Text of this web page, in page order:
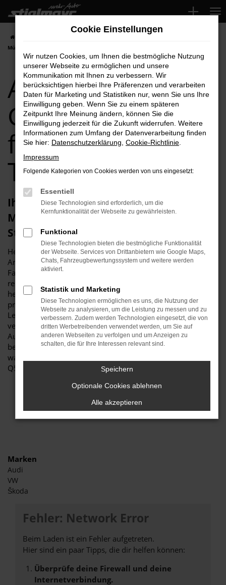
Zum
Hauptinhalt
springen
München Top-Angebote
Audi Q5
Gebrauchtwagen
für München
Top-Angebote
Ihren Audi Q5 Gebrauchtwagen für
München erhalten Sie im Autohaus
Stiglmayr
Herzlich willkommen bei Autohaus Stiglmayr – Ihre erste
Anlaufstelle für exzellente Audi Q5 Gebrauchtwagen
Fahrzeuge für München und Umgebung! Unser
renommiertes Autohaus ist stolz darauf, Ihnen eine
herausragende Auswahl an Audi Q5 Gebrauchtwagen zu
präsentieren, die höchste Standards in Sachen Qualität und
Leistung erfüllen. Wir sind seit Jahren Ihr
vertrauenswürdiger Partner, wenn es um erstklassige
Automobile geht. Erfahren Sie mehr über unsere
beeindruckende Audi Q5 Gebrauchtwagen Flotte und
warum Autohaus Stiglmayr die bevorzugte Adresse für Audi
Q5 Gebrauchtwagen Liebhaber ist.
Marken
Audi
VW
Škoda
Fehler: Network Error
Beim Laden ist ein Fehler aufgetreten.
Hier sind ein paar Tipps, die dir helfen können:
Überprüfe deine Firewall und deine
Internetverbindung.
Cookie Einstellungen
Wir nutzen Cookies, um Ihnen die bestmögliche Nutzung
unserer Webseite zu ermöglichen und unsere
Kommunikation mit Ihnen zu verbessern. Wir
berücksichtigen hierbei Ihre Präferenzen und verarbeiten
Daten für Marketing und Statistiken nur, wenn Sie uns Ihre
Einwilligung geben. Wenn Sie zu einem späteren
Zeitpunkt Ihre Meinung ändern, können Sie die
Einwilligung jederzeit für die Zukunft widerrufen. Weitere
Informationen zum Umfang der Datenverarbeitung finden
Sie hier: Datenschutzerklärung Cookie-Richtlinie
Impressum
Folgende Kategorien von Cookies werden von uns eingesetzt:
Essentiell
Diese Technologien sind erforderlich, um die
Kernfunktionalität der Webseite zu gewährleisten.
Funktional
Diese Technologien bieten die bestmögliche Funktionalität
der Webseite. Services von Drittanbietern wie Google Maps,
Chats, Fahrzeugbewertungssystem und weitere werden
aktiviert.
Statistik und Marketing
Diese Technologien ermöglichen es uns, die Nutzung der
Webseite zu analysieren, um die Leistung zu messen und zu
verbessern. Zudem werden Technologien eingesetzt, die von
dritten Werbetreibenden verwendet werden, um Sie auf
anderen Webseiten zu verfolgen und um Anzeigen zu
schalten, die für Ihre Interessen relevant sind.
Speichern
Optionale Cookies ablehnen
Alle akzeptieren